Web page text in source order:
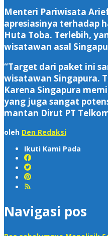
Menteri Pariwisata
apresiasinya terhadap
Huta Toba. Terlebih,
wisatawan asal
“Target dari paket ini
wisatawan Singapura.
Karena Singapura
yang juga sangat
mantan Dirut PT
oleh Den Redaksi
Ikuti Kami Pada
Navigasi pos